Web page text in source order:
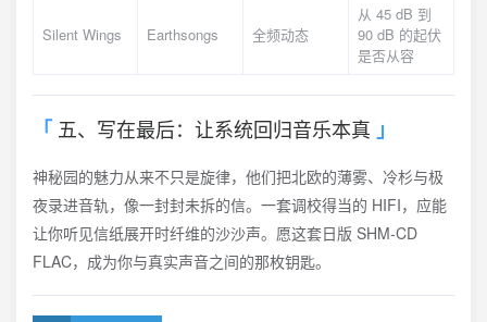
Silent Wings Earthsongs 全频动态
从 45 dB 到
90 dB 的起伏
是否从容
五、写在最后：让系统回归音乐本真
神秘园的魅力从来不只是旋律，他们把北欧的薄雾、冷杉与极
夜录进音轨，像一封封未拆的信。一套调校得当的 HIFI，应能
让你听见信纸展开时纤维的沙沙声。愿这套日版 SHM-CD
FLAC，成为你与真实声音之间的那枚钥匙。